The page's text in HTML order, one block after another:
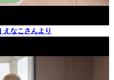
えなこさんより